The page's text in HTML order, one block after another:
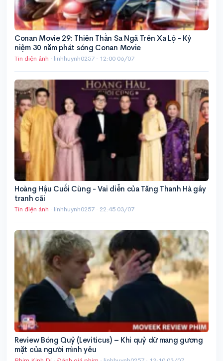
Conan Movie 29: Thiên Thần Sa Ngã Trên Xa Lộ - Kỷ
niệm 30 năm phát sóng Conan Movie
Tin điện ảnh · linhhuynh0257 · 12:00 06/07
Hoàng Hậu Cuối Cùng - Vai diễn của Tăng Thanh Hà gây
tranh cãi
Tin điện ảnh · linhhuynh0257 · 22:45 03/07
Review Bóng Quỷ (Leviticus) – Khi quỷ dữ mang gương
mặt của người mình yêu